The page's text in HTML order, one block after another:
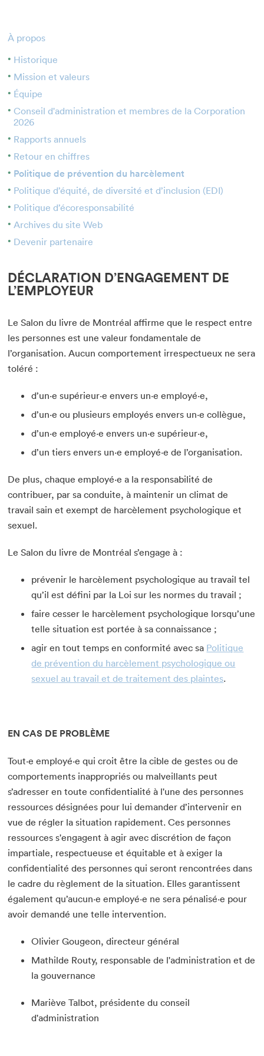
Médias
Que cherchez-vous?
Fermer
À propos
Historique
Mission et valeurs
Équipe
Conseil d'administration et membres de la Corporation
2026
Rapports annuels
Retour en chiffres
Politique de prévention du harcèlement
Politique d’équité, de diversité et d’inclusion (EDI)
Politique d’écoresponsabilité
Archives du site Web
Devenir partenaire
DÉCLARATION D’ENGAGEMENT DE
L’EMPLOYEUR
Le Salon du livre de Montréal affirme que le respect entre
les personnes est une valeur fondamentale de
l’organisation. Aucun comportement irrespectueux ne sera
toléré :
d’un·e supérieur·e envers un·e employé·e,
d’un·e ou plusieurs employés envers un·e collègue,
d’un·e employé·e envers un·e supérieur·e,
d’un tiers envers un·e employé·e de l’organisation.
De plus, chaque employé·e a la responsabilité de
contribuer, par sa conduite, à maintenir un climat de
travail sain et exempt de harcèlement psychologique et
sexuel.
Le Salon du livre de Montréal s’engage à :
prévenir le harcèlement psychologique au travail tel
qu’il est défini par la Loi sur les normes du travail ;
faire cesser le harcèlement psychologique lorsqu’une
telle situation est portée à sa connaissance ;
agir en tout temps en conformité avec sa Politique
de prévention du harcèlement psychologique ou
sexuel au travail et de traitement des plaintes.
EN CAS DE PROBLÈME
Tout·e employé·e qui croit être la cible de gestes ou de
comportements inappropriés ou malveillants peut
s’adresser en toute confidentialité à l'une des personnes
ressources désignées pour lui demander d’intervenir en
vue de régler la situation rapidement. Ces personnes
ressources s'engagent à agir avec discrétion de façon
impartiale, respectueuse et équitable et à exiger la
confidentialité des personnes qui seront rencontrées dans
le cadre du règlement de la situation. Elles garantissent
également qu’aucun·e employé·e ne sera pénalisé·e pour
avoir demandé une telle intervention.
Olivier Gougeon, directeur général
Mathilde Routy, responsable de l'administration et de
la gouvernance
Mariève Talbot, présidente du conseil
d'administration